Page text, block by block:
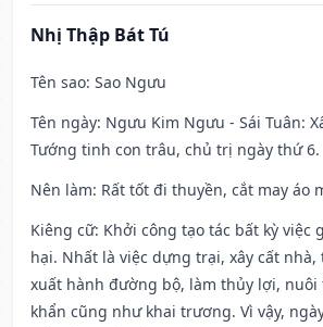
Nhị Thập Bát Tú
Tên sao: Sao Ngưu
Tên ngày: Ngưu Kim Ngưu - Sái Tuân:
Tướng tinh con trâu, chủ trị ngày thứ 6.
Nên làm: Rất tốt đi thuyền, cắt may áo
Kiêng cữ: Khởi công tạo tác bất kỳ việc
hại. Nhất là việc dựng trại, xây cất nhà,
xuất hành đường bộ, làm thủy lợi, nuôi
khẩn cũng như khai trương. Vì vậy,